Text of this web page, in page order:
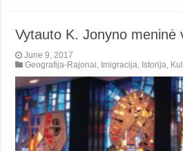
Vytauto K. Jonyno meninė
June 9, 2017
Geografija-Rajonai, Imigracija, Istorija,